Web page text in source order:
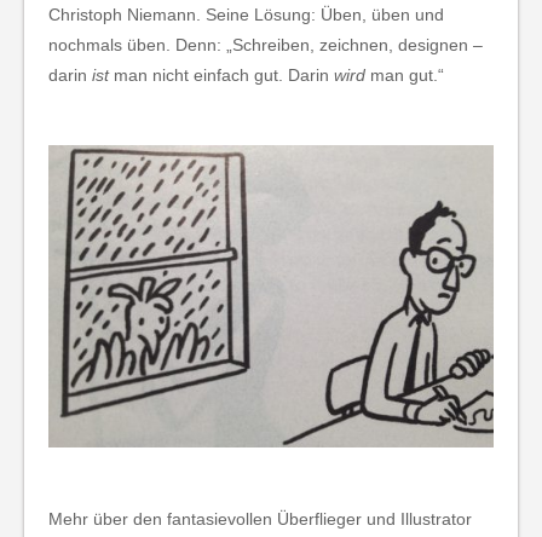
Christoph Niemann. Seine Lösung: Üben, üben und
nochmals üben. Denn: „Schreiben, zeichnen, designen –
darin istman nicht einfach gut. Darin wird man gut.“
Mehr über den fantasievollen Überflieger und Illustrator